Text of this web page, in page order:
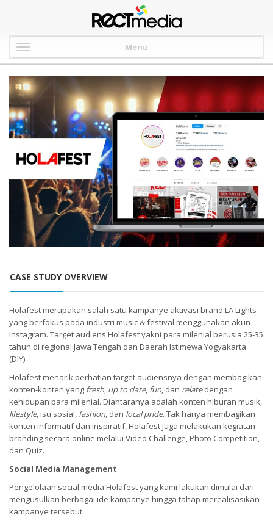
Menu
CASE STUDY OVERVIEW
Holafest merupakan salah satu kampanye aktivasi brand LA Lights
yang berfokus pada industri music & festival menggunakan akun
Instagram. Target audiens Holafest yakni para milenial berusia 25-35
tahun di regional Jawa Tengah dan Daerah Istimewa Yogyakarta
(DIY).
Holafest menarik perhatian target audiensnya dengan membagikan
konten-konten yang fresh, up to date, fun, dan relatedengan
kehidupan para milenial. Diantaranya adalah konten hiburan musik,
lifestyle, isu sosial, fashion, dan local pride. Tak hanya membagikan
konten informatif dan inspiratif, Holafest juga melakukan kegiatan
branding secara online melalui Video Challenge, Photo Competition,
dan Quiz.
Social Media Management
Pengelolaan social media Holafest yang kami lakukan dimulai dari
mengusulkan berbagai ide kampanye hingga tahap merealisasikan
kampanye tersebut.